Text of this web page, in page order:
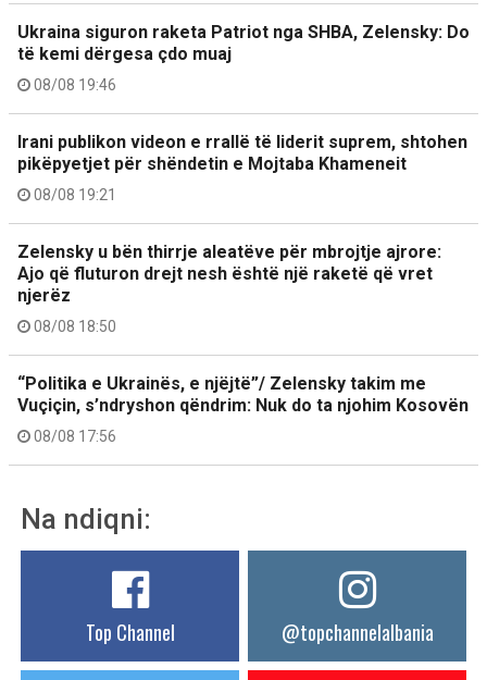
Ukraina siguron raketa Patriot nga SHBA, Zelensky: Do
të kemi dërgesa çdo muaj
08/08 19:46
Irani publikon videon e rrallë të liderit suprem, shtohen
pikëpyetjet për shëndetin e Mojtaba Khameneit
08/08 19:21
Zelensky u bën thirrje aleatëve për mbrojtje ajrore:
Ajo që fluturon drejt nesh është një raketë që vret
njerëz
08/08 18:50
“Politika e Ukrainës, e njëjtë”/ Zelensky takim me
Vuçiçin, s’ndryshon qëndrim: Nuk do ta njohim Kosovën
08/08 17:56
Na ndiqni:
Top Channel @topchannelalbania